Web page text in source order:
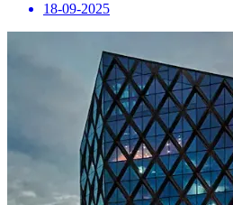
18-09-2025